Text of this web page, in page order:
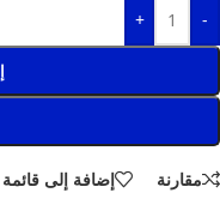
-
+
مقارنة إضافة إلى قائمة